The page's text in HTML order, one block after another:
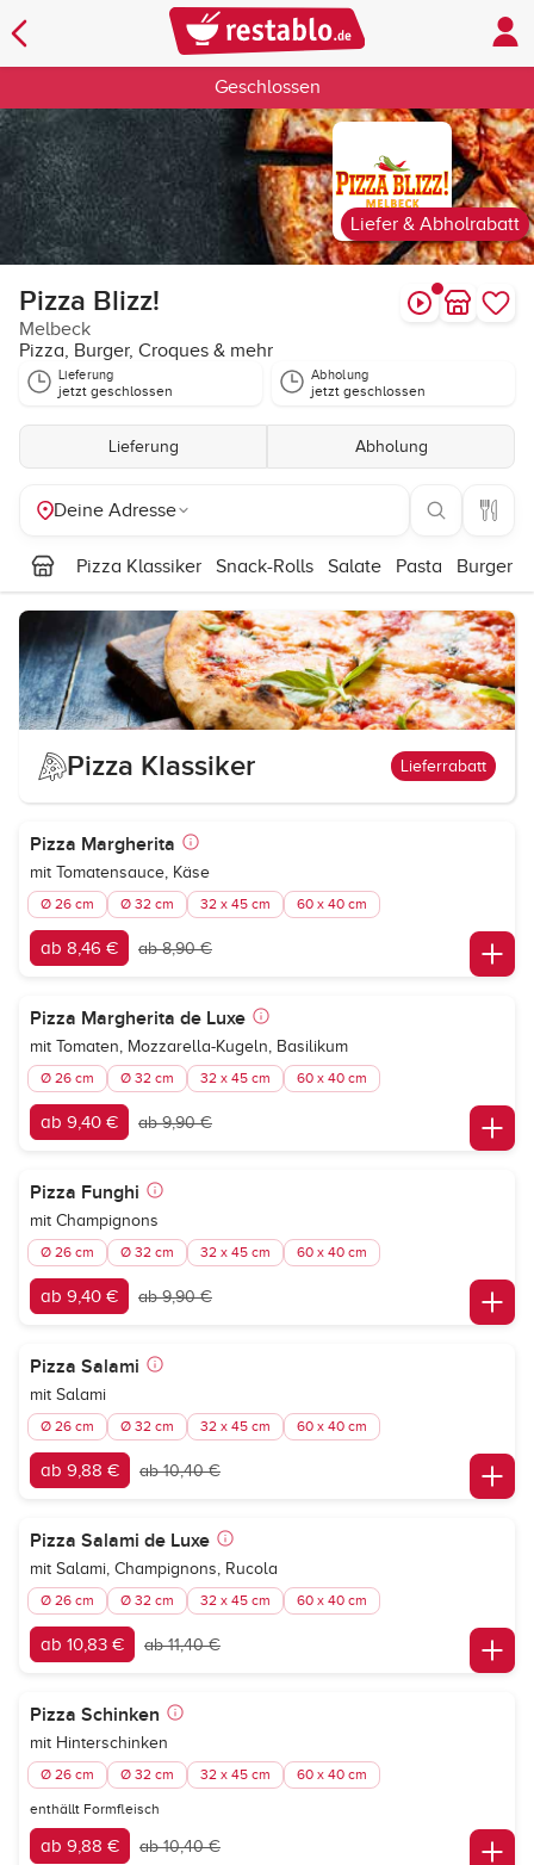
Geschlossen
Liefer & Abholrabatt
Pizza Blizz!
Melbeck
Pizza, Burger, Croques & mehr
Lieferung
jetzt geschlossen
Abholung
jetzt geschlossen
Lieferung Abholung
Deine Adresse
Pizza Klassiker Snack-Rolls Salate Pasta Burger
Pizza Klassiker Lieferrabatt
Pizza Margherita
mit Tomatensauce, Käse
Ø 26 cm Ø 32 cm 32 x 45 cm 60 x 40 cm
ab 8,46 € ab 8,90 €
Pizza Margherita de Luxe
mit Tomaten, Mozzarella-Kugeln, Basilikum
Ø 26 cm Ø 32 cm 32 x 45 cm 60 x 40 cm
ab 9,40 € ab 9,90 €
Pizza Funghi
mit Champignons
Ø 26 cm Ø 32 cm 32 x 45 cm 60 x 40 cm
ab 9,40 € ab 9,90 €
Pizza Salami
mit Salami
Ø 26 cm Ø 32 cm 32 x 45 cm 60 x 40 cm
ab 9,88 € ab 10,40 €
Pizza Salami de Luxe
mit Salami, Champignons, Rucola
Ø 26 cm Ø 32 cm 32 x 45 cm 60 x 40 cm
ab 10,83 € ab 11,40 €
Pizza Schinken
mit Hinterschinken
Ø 26 cm Ø 32 cm 32 x 45 cm 60 x 40 cm
enthällt Formfleisch
ab 9,88 € ab 10,40 €